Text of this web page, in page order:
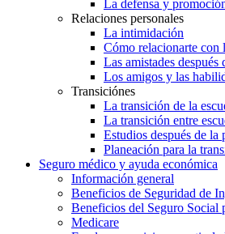
La defensa y
Relaciones personales
La intimidación
Cómo relacionarte con
Las amistades después
Los amigos y las
Transiciónes
La transición de la
La transición entre
Estudios después de la
Planeación para la
Seguro médico y ayuda económica
Información general
Beneficios de Seguridad de
Beneficios del Seguro Social
Medicare